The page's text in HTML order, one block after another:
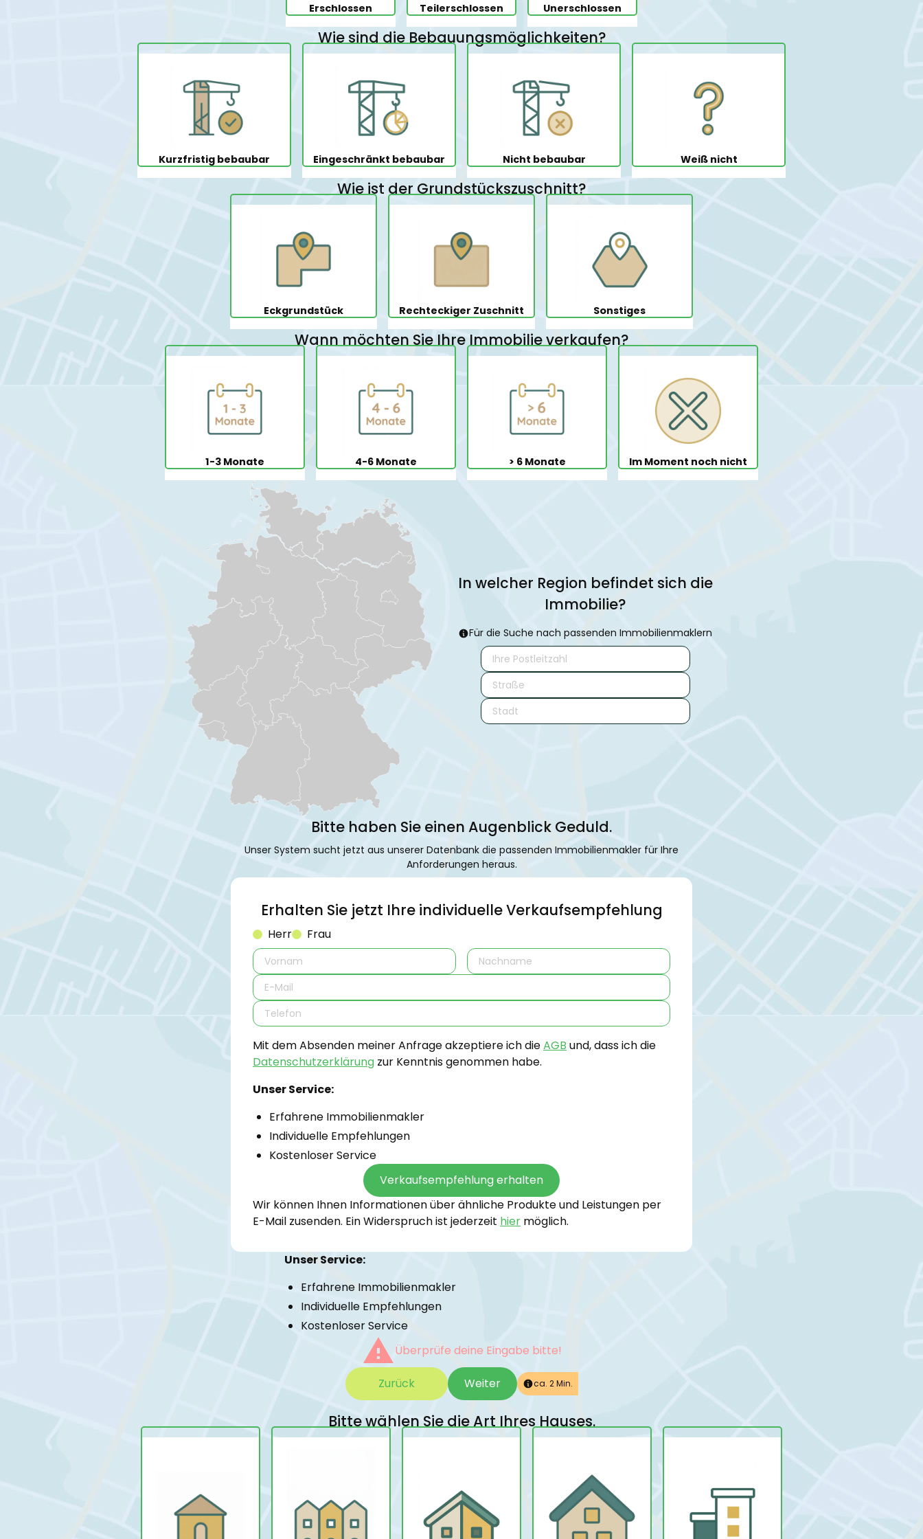
Erschlossen Teilerschlossen Unerschlossen
Wie sind die Bebauungsmöglichkeiten?
Kurzfristig bebaubar Eingeschränkt bebaubar Nicht bebaubar Weiß nicht
Wie ist der Grundstückszuschnitt?
Eckgrundstück Rechteckiger Zuschnitt Sonstiges
Wann möchten Sie Ihre Immobilie verkaufen?
1-3 Monate 4-6 Monate > 6 Monate Im Moment noch nicht
In welcher Region befindet sich die
Immobilie?
Für die Suche nach passenden Immobilienmaklern
Bitte haben Sie einen Augenblick Geduld.
Unser System sucht jetzt aus unserer Datenbank die passenden Immobilienmakler für Ihre
Anforderungen heraus.
Erhalten Sie jetzt Ihre individuelle Verkaufsempfehlung
Herr Frau
Mit dem Absenden meiner Anfrage akzeptiere ich dieAGB und, dass ich die
Datenschutzerklärung zur Kenntnis genommen habe.
Unser Service:
Erfahrene Immobilienmakler
Individuelle Empfehlungen
Kostenloser Service
Wir können Ihnen Informationen über ähnliche Produkte und Leistungen per
E-Mail zusenden. Ein Widerspruch ist jederzeit hier möglich.
Unser Service:
Erfahrene Immobilienmakler
Individuelle Empfehlungen
Kostenloser Service
Überprüfe deine Eingabe bitte!
Zurück Weiter ca. 2 Min.
Bitte wählen Sie die Art Ihres Hauses.